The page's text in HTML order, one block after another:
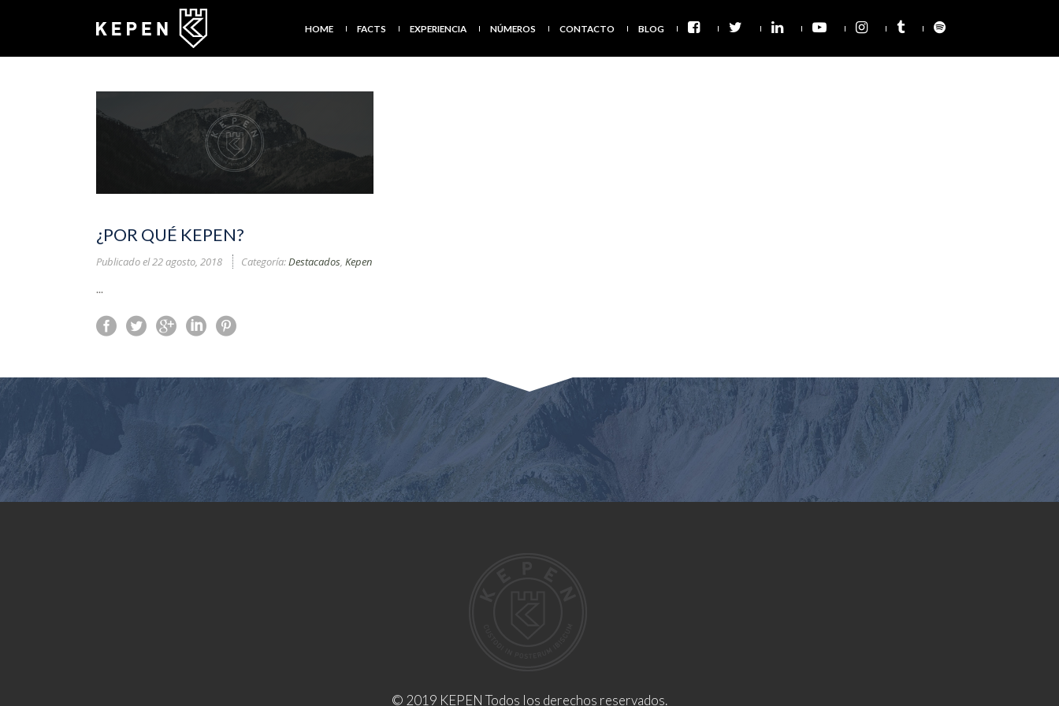
HOME FACTS EXPERIENCIA NÚMEROS CONTACTO BLOG
¿POR QUÉ KEPEN?
Publicado el22 agosto, 2018 Categoría:Destacados, Kepen
...
© 2019 KEPEN Todos los derechos reservados.